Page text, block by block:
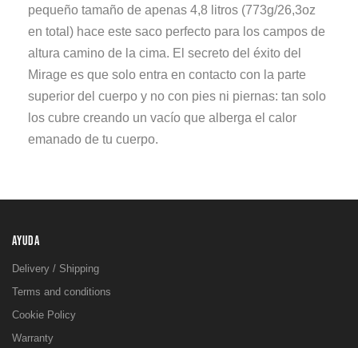
pequeño tamaño de apenas 4,8 litros (773g/26,3oz
en total) hace este saco perfecto para los campos de
altura camino de la cima. El secreto del éxito del
Mirage es que solo entra en contacto con la parte
superior del cuerpo y no con pies ni piernas: tan solo
los cubre creando un vacío que alberga el calor
emanado de tu cuerpo.
AYUDA
Delivery / Shipping
Terms and conditions
Cookie Policy
Warranty